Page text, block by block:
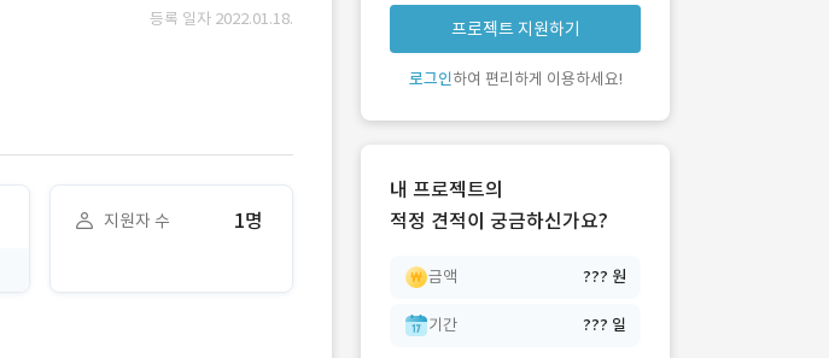
안심 코드 케어
유사사례 검색 AI
‘이런 거’ 만들어본
개발 회사 있어?
등록 일자 2022.01.18.
지원자 수 1명
프로젝트 지원하기
로그인하여 편리하게 이용하세요!
내 프로젝트의
적정 견적이 궁금하신가요?
금액 ??? 원
기간 ??? 일